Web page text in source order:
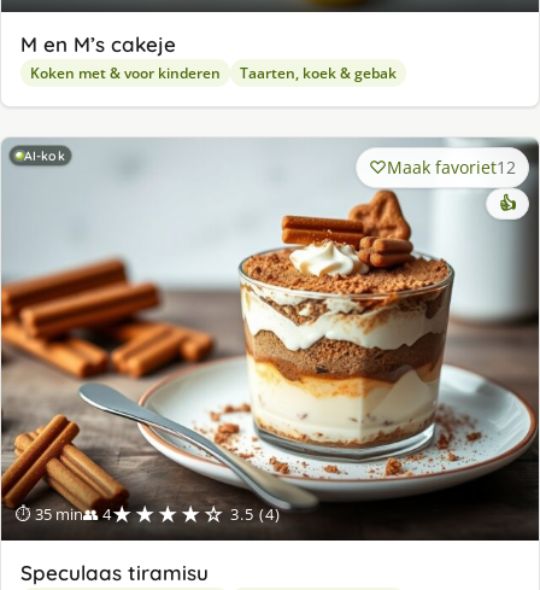
M en M’s cakeje
Koken met & voor kinderen Taarten, koek & gebak
AI-kok
⏱ 35 min👥 4★★★★☆ 3.5 (4)
Maak favoriet12
👍
Speculaas tiramisu